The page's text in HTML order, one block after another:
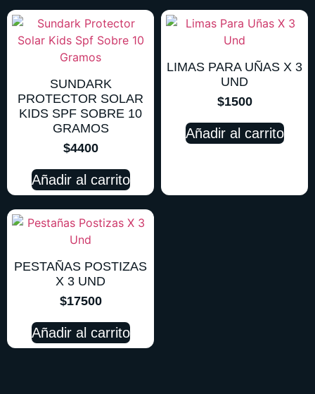
SUNDARK
PROTECTOR SOLAR
KIDS SPF SOBRE 10
GRAMOS
$4400
Añadir al carrito
LIMAS PARA UÑAS X 3
UND
$1500
Añadir al carrito
PESTAÑAS POSTIZAS
X 3 UND
$17500
Añadir al carrito